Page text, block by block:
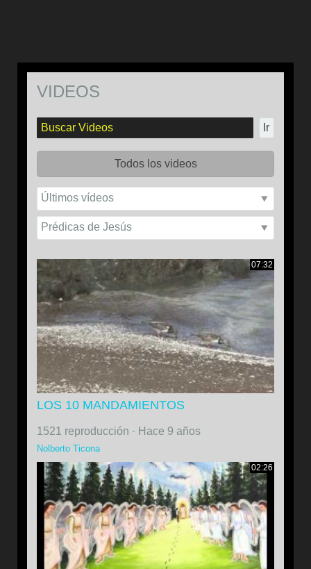
VIDEOS
Ir
Todos los videos
07:32
LOS 10 MANDAMIENTOS
1521 reproducción · Hace 9 años
Nolberto Ticona
02:26